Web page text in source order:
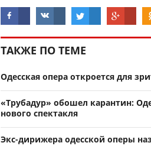
ТАКЖЕ ПО ТЕМЕ
Одесская опера откроется для
«Трубадур» обошел карантин:
нового спектакля
Экс-дирижера одесской оперы